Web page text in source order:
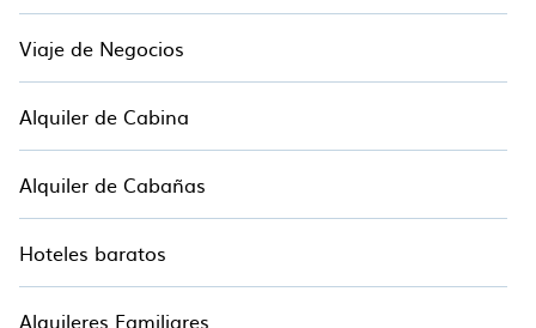
Viaje de Negocios
Alquiler de Cabina
Alquiler de Cabañas
Hoteles baratos
Alquileres Familiares